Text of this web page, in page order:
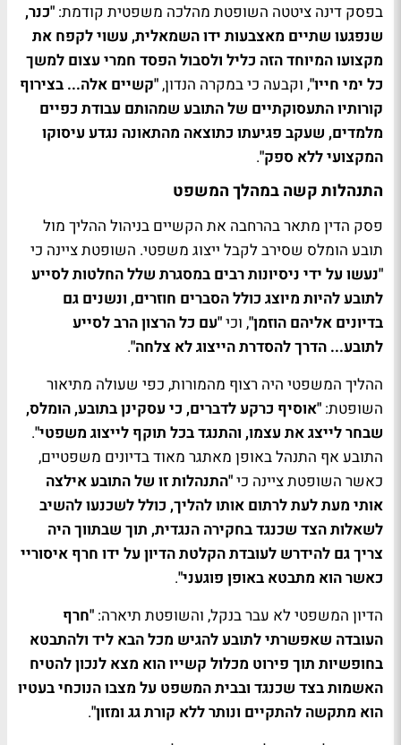
בפסק דינה ציטטה השופטת מהלכה משפטית קודמת: "כנר,
שנפגעו שתיים מאצבעות ידו השמאלית, עשוי לקפח את
מקצועו המיוחד הזה כליל ולסבול הפסד חמרי עצום למשך
כל ימי חייו", וקבעה כי במקרה הנדון,"קשיים אלה... בצירוף
קורותיו התעסוקתיים של התובע שמהותם עבודת כפיים
מלמדים, שעקב פגיעתו כתוצאה מהתאונה נגדע עיסוקו
המקצועי ללא ספק".
התנהלות קשה במהלך המשפט
פסק הדין מתאר בהרחבה את הקשיים בניהול ההליך מול
תובע הומלס שסירב לקבל ייצוג משפטי. השופטת ציינה כי
"נעשו על ידי ניסיונות רבים במסגרת שלל החלטות לסייע
לתובע להיות מיוצג כולל הסברים חוזרים, ונשנים גם
בדיונים אליהם הוזמן", וכי"עם כל הרצון הרב לסייע
לתובע... הדרך להסדרת הייצוג לא צלחה".
ההליך המשפטי היה רצוף מהמורות, כפי שעולה מתיאור
השופטת: "אוסיף כרקע לדברים, כי עסקינן בתובע, הומלס,
שבחר לייצג את עצמו, והתנגד בכל תוקף לייצוג משפטי".
התובע אף התנהל באופן מאתגר מאוד בדיונים משפטיים,
כאשר השופטת ציינה כי"התנהלות זו של התובע אילצה
אותי מעת לעת לרתום אותו להליך, כולל לשכנעו להשיב
לשאלות הצד שכנגד בחקירה הנגדית, תוך שבתווך היה
צריך גם להידרש לעובדת הקלטת הדיון על ידו חרף איסוריי
כאשר הוא מתבטא באופן פוגעני".
הדיון המשפטי לא עבר בנקל, והשופטת תיארה: "חרף
העובדה שאפשרתי לתובע להגיש מכל הבא ליד ולהתבטא
בחופשיות תוך פירוט מכלול קשייו הוא מצא לנכון להטיח
האשמות בצד שכנגד ובבית המשפט על מצבו הנוכחי בעטיו
הוא מתקשה להתקיים ונותר ללא קורת גג ומזון".